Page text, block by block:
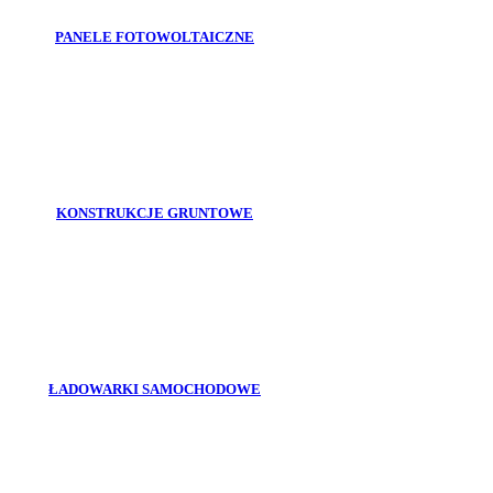
PANELE FOTOWOLTAICZNE
KONSTRUKCJE GRUNTOWE
ŁADOWARKI SAMOCHODOWE